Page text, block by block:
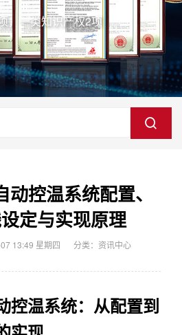
，一类知识产权2项
控温系统配置、
定与实现原理
13:49 星期四 分类： 资讯中心
控温系统：从配置到